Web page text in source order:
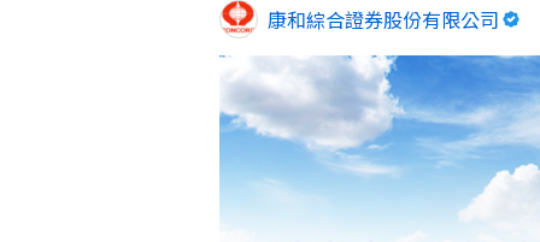
康和綜合證券股份有限公司